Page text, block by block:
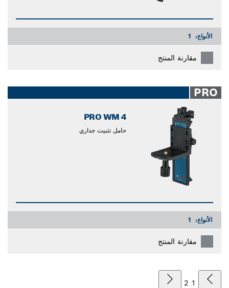
الأنواع: 1
مقارنة المنتج
PRO
PRO WM 4
حامل تثبيت جداري
الأنواع: 1
مقارنة المنتج
1
2